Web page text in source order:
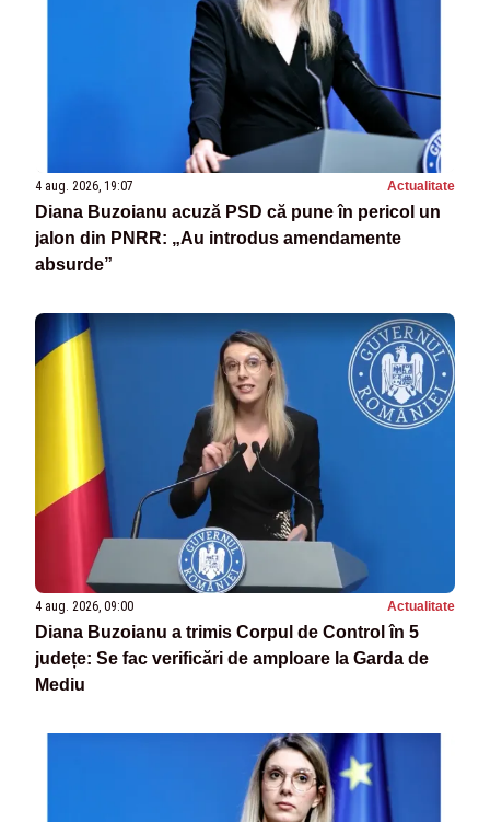
4 aug. 2026, 19:07 Actualitate
Diana Buzoianu acuză PSD că pune în pericol un
jalon din PNRR: „Au introdus amendamente
absurde”
4 aug. 2026, 09:00 Actualitate
Diana Buzoianu a trimis Corpul de Control în 5
județe: Se fac verificări de amploare la Garda de
Mediu